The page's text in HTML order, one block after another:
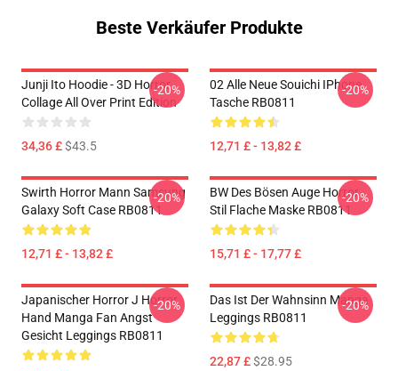
Beste Verkäufer Produkte
Junji Ito Hoodie - 3D Horror
Collage All Over Print Edition
34,36 £$43.5
-20%
02 Alle Neue Souichi IPhone
Tasche RB0811
12,71 £ - 13,82 £
-20%
Swirth Horror Mann Samsung
Galaxy Soft Case RB0811
12,71 £ - 13,82 £
-20%
BW Des Bösen Auge Horror
Stil Flache Maske RB0811
15,71 £ - 17,77 £
-20%
Japanischer Horror J Horror
Hand Manga Fan Angst
Gesicht Leggings RB0811
-20%
Das Ist Der Wahnsinn Manga
Leggings RB0811
22,87 £$28.95
-20%